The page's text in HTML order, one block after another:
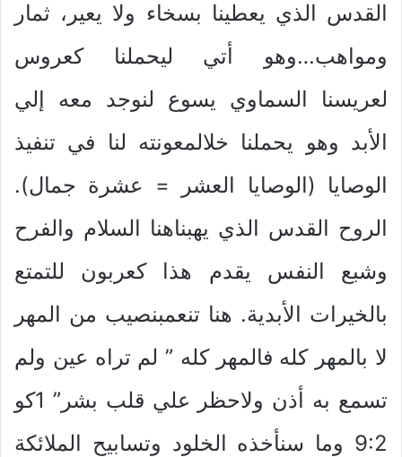
القدس الذي يعطينا بسخاء ولا يعير، ثمار
ومواهب…وهو أتي ليحملنا كعروس
لعريسنا السماوي يسوع لنوجد معه إلي
الأبد وهو يحملنا خلالمعونته لنا في تنفيذ
الوصايا (الوصايا العشر = عشرة جمال).
الروح القدس الذي يهبناهنا السلام والفرح
وشبع النفس يقدم هذا كعربون للتمتع
بالخيرات الأبدية. هنا تنعمبنصيب من المهر
لا بالمهر كله فالمهر كله ” لم تراه عين ولم
تسمع به أذن ولاحظر علي قلب بشر” 1كو
9:2 وما سنأخذه الخلود وتسابيح الملائكة